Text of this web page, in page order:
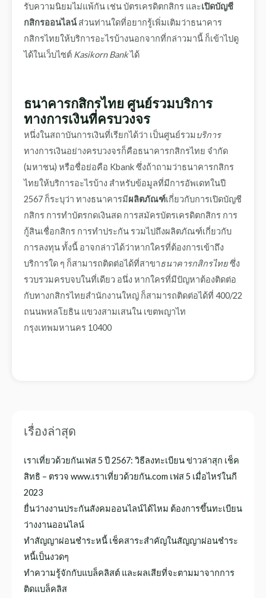
รับความนิยมไม่แพ้กัน เช่นบัตรเครดิตกสิกร และเปิดบัญชี
กสิกรออนไลน์ส่วนท่านใดที่อยากรู้เพิ่มเติมว่าธนาคาร
กสิกรไทยให้บริการอะไรบ้างนอกจากที่กล่าวมานี้ ก็เข้าไปดู
ได้ในเว็บไซต์ Kasikorn Bankได้
ธนาคารกสิกรไทย ศูนย์รวมบริการ
ทางการเงินที่ครบวงจร
หนึ่งในสถาบันการเงินที่เรียกได้ว่า เป็นศูนย์รวมบริการ
ทางการเงินอย่างครบวงจรก็คือธนาคารกสิกรไทย จำกัด
(มหาชน) หรือชื่อย่อคือ Kbank ซึ่งถ้าถามว่าธนาคารกสิกร
ไทยให้บริการอะไรบ้าง สำหรับข้อมูลที่มีการอัพเดทในปี
2567 ก็ระบุว่า ทางธนาคารมีผลิตภัณฑ์เกี่ยวกับการเปิดบัญชี
กสิกร การทำบัตรกดเงินสด การสมัครบัตรเครดิตกสิกร การ
กู้สินเชื่อกสิกร การทำประกัน รวมไปถึงผลิตภัณฑ์เกี่ยวกับ
การลงทุน ทั้งนี้ อาจกล่าวได้ว่าหากใครที่ต้องการเข้าถึง
บริการใด ๆ ก็สามารถติดต่อได้ที่สาขาธนาคารกสิกรไทยซึ่ง
รวบรวมครบจบในที่เดียว อนึ่ง หากใครที่มีปัญหาต้องติดต่อ
กับทางกสิกรไทยสำนักงานใหญ่ ก็สามารถติดต่อได้ที่ 400/22
ถนนพหลโยธิน แขวงสามเสนใน เขตพญาไท
กรุงเทพมหานคร 10400
เรื่องล่าสุด
เราเที่ยวด้วยกันเฟส 5 ปี 2567: วิธีลงทะเบียน ข่าวล่าสุก เช็ค
สิทธิ – ตรวจ www.เราเที่ยวด้วยกัน.com เฟส 5 เมื่อไหร่ในกี
2023
ยื่นว่างงานประกันสังคมออนไลน์ได้ไหม ต้องการขึ้นทะเบียน
ว่างงานออนไลน์
ทำสัญญาผ่อนชำระหนี้ เช็คสาระสำคัญในสัญญาผ่อนชําระ
หนี้เป็นงวดๆ
ทำความรู้จักกับแบล็คลิสต์ และผลเสียที่จะตามมาจากการ
ติดแบล็คลิส